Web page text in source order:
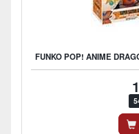
FUNKO POP! ANIME